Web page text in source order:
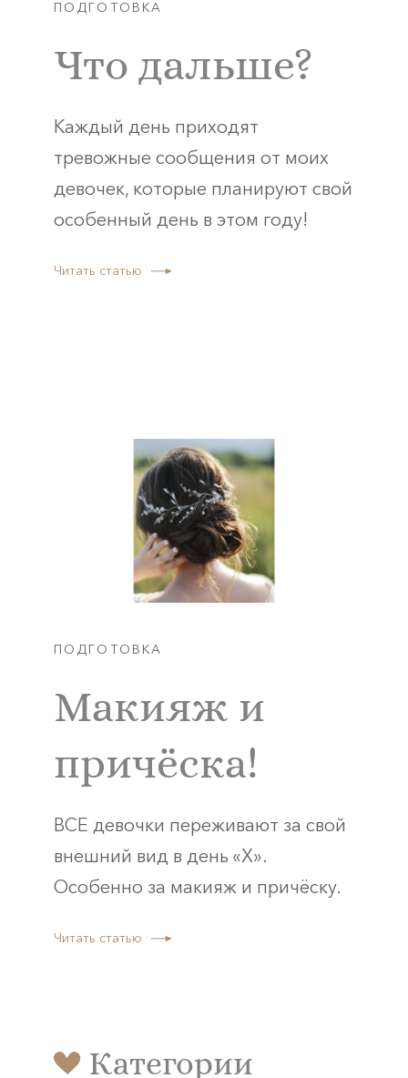
ПОДГОТОВКА
Что дальше?
Каждый день приходят
тревожные сообщения от моих
девочек, которые планируют свой
особенный день в этом году!
Читать статью
ПОДГОТОВКА
Макияж и
причёска!
ВСЕ девочки переживают за свой
внешний вид в день «Х».
Особенно за макияж и причёску.
Читать статью
Категории